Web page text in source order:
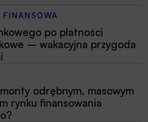
po płatności
– wakacyjna przygoda
odrębnym, masowym
rynku finansowania